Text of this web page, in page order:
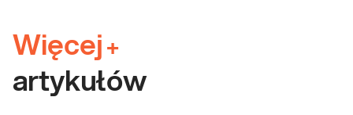
Więcej +
artykułów